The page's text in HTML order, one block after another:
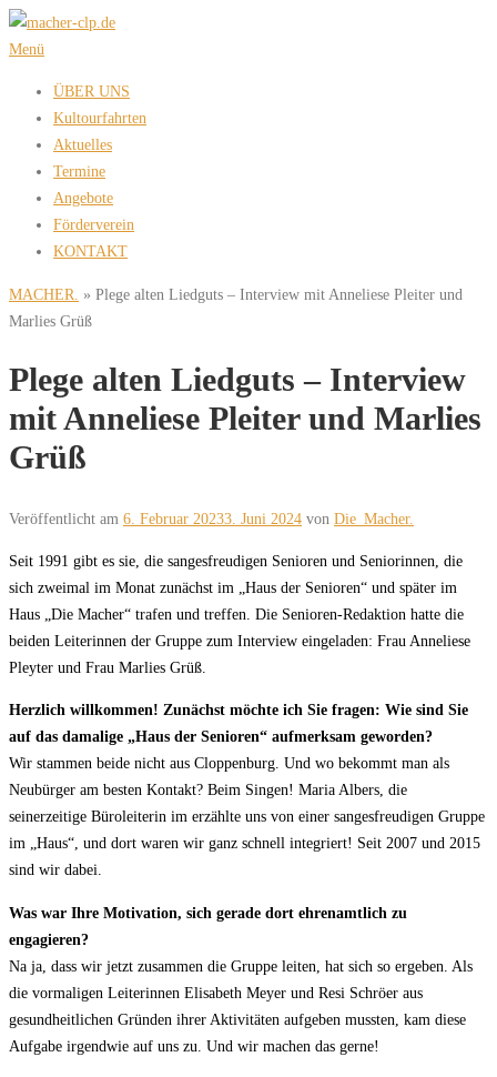
Zum
Inhalt
Menü
ÜBER UNS
Kultourfahrten
Aktuelles
Termine
Angebote
Förderverein
KONTAKT
MACHER. » Plege alten Liedguts – Interview mit Anneliese Pleiter und
Marlies Grüß
Plege alten Liedguts – Interview
mit Anneliese Pleiter und Marlies
Grüß
Veröffentlicht am 6. Februar 20233. Juni 2024 von Die_Macher.
Seit 1991 gibt es sie, die sangesfreudigen Senioren und Seniorinnen, die
sich zweimal im Monat zunächst im „Haus der Senioren“ und später im
Haus „Die Macher“ trafen und treffen. Die Senioren-Redaktion hatte die
beiden Leiterinnen der Gruppe zum Interview eingeladen: Frau Anneliese
Pleyter und Frau Marlies Grüß.
Herzlich willkommen! Zunächst möchte ich Sie fragen: Wie sind Sie
auf das damalige „Haus der Senioren“ aufmerksam geworden?
Wir stammen beide nicht aus Cloppenburg. Und wo bekommt man als
Neubürger am besten Kontakt? Beim Singen! Maria Albers, die
seinerzeitige Büroleiterin im erzählte uns von einer sangesfreudigen Gruppe
im „Haus“, und dort waren wir ganz schnell integriert! Seit 2007 und 2015
sind wir dabei.
Was war Ihre Motivation, sich gerade dort ehrenamtlich zu
engagieren?
Na ja, dass wir jetzt zusammen die Gruppe leiten, hat sich so ergeben. Als
die vormaligen Leiterinnen Elisabeth Meyer und Resi Schröer aus
gesundheitlichen Gründen ihrer Aktivitäten aufgeben mussten, kam diese
Aufgabe irgendwie auf uns zu. Und wir machen das gerne!